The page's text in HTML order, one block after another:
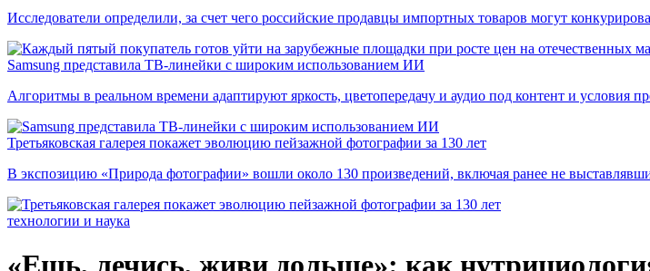
Исследователи определили, за счет чего российские продавцы импортных товаров могут
Samsung представила ТВ-линейки с широким использованием ИИ
Алгоритмы в реальном времени адаптируют яркость, цветопередачу и аудио под контент и условия
Третьяковская галерея покажет эволюцию пейзажной фотографии за 130 лет
В экспозицию «Природа фотографии» вошли около 130 произведений, включая ранее не
технологии и наука